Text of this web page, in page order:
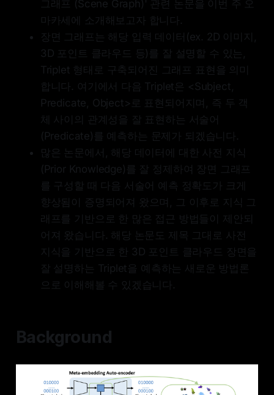
그래프 (Scene Graph)' 관련 논문을 이번 주 오
마카세에 소개해보고자 합니다.
장면 그래프는 해당 입력 데이터(ex. 2D 이미지,
3D 포인트 클라우드 등)를 잘 설명할 수 있는,
Triplet 형태로 구축되어진 그래프 표현을 의미
합니다. 여기에서 다음 Triplet은 <Subject,
Predicate, Object>로 표현되어지며, 즉 두 객
체 사이의 관계성을 잘 표현하는 서술어
(Predicate)를 예측하는 문제가 되겠습니다.
많은 논문에서, 해당 데이터에 대한 사전 지식
(Prior Knowledge)를 잘 정제하여 장면 그래프
를 구성할 때 다음 서술어 예측 정확도가 크게
향상됨이 증명되어져 왔으며, 그 이후로 지식 그
래프를 기반으로 한 많은 접근 방법들이 제안되
어져 왔습니다. 해당 논문도 제목 그대로 사전
지식을 기반으로 한 3D 포인트 클라우드 장면을
잘 설명하는 Triplet을 예측하는 새로운 방법론
으로 이해해볼 수 있겠습니다.
Background